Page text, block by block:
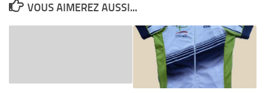
VOUS AIMEREZ AUSSI...